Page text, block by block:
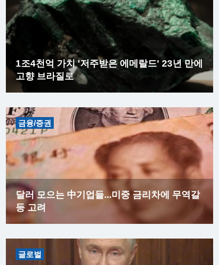
1조4천억 가치 '저주받은 에메랄드' 23년 만에
고향 브라질로
금융/증권
달러 모으는 中기업들...미중 금리차에 무역갈
등 고려
글로벌